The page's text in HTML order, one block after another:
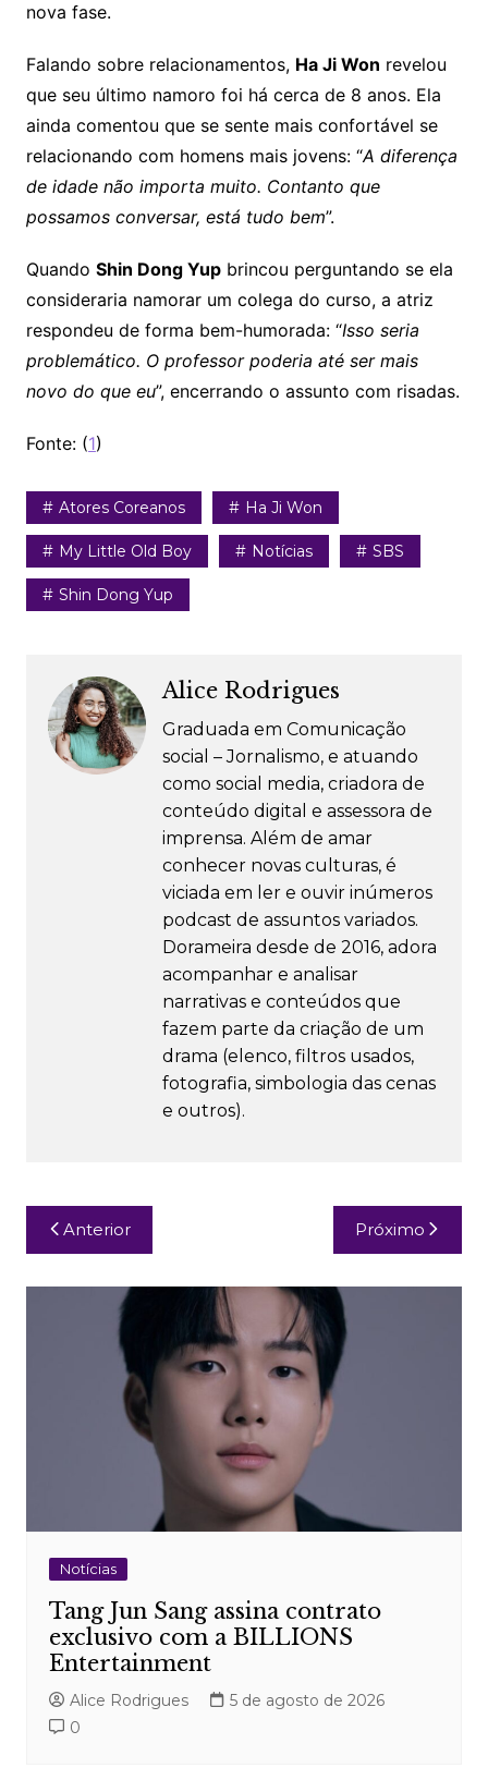
nova fase.
Falando sobre relacionamentos, Ha Ji Won revelou
que seu último namoro foi há cerca de 8 anos. Ela
ainda comentou que se sente mais confortável se
relacionando com homens mais jovens: “A diferença
de idade não importa muito. Contanto que
possamos conversar, está tudo bem”.
Quando Shin Dong Yupbrincou perguntando se ela
consideraria namorar um colega do curso, a atriz
respondeu de forma bem-humorada: “Isso seria
problemático. O professor poderia até ser mais
novo do que eu”, encerrando o assunto com risadas.
Fonte: (1)
Atores Coreanos Ha Ji Won
My Little Old Boy Notícias SBS
Shin Dong Yup
Alice Rodrigues
Graduada em Comunicação
social – Jornalismo, e atuando
como social media, criadora de
conteúdo digital e assessora de
imprensa. Além de amar
conhecer novas culturas, é
viciada em ler e ouvir inúmeros
podcast de assuntos variados.
Dorameira desde de 2016, adora
acompanhar e analisar
narrativas e conteúdos que
fazem parte da criação de um
drama (elenco, filtros usados,
fotografia, simbologia das cenas
e outros).
Navegação
de
Post
Anterior Próximo
Notícias
Tang Jun Sang assina contrato
exclusivo com a BILLIONS
Entertainment
Alice Rodrigues
5 de agosto de 2026
0